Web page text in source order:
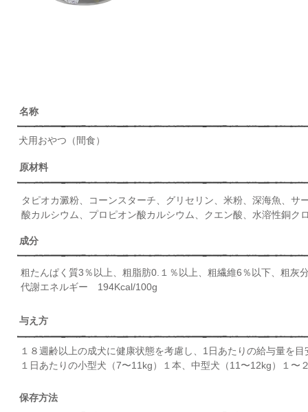
​名称
​犬用おやつ（間食）
原材料
タピオカ澱粉、コーンスターチ、グリセリン、米粉、深海魚、
酸カルシウム、プロピオン酸カルシウム、クエン酸、水溶性銅ク
​成分
粗たんぱく質3％以上、粗脂肪0.１％以上、粗繊維6％以下、粗灰
代謝エネルギー ​194Kcal/100g
​与え方
１８週齢以上の成犬に健康状態を考慮し、1日あたりの給与量を
１日あたりの小型犬（7〜11kg）１本、中型犬（11〜12kg）１ 〜
​保存方法